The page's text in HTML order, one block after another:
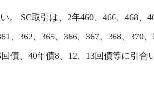
SC取引は、2年460、466、468、
、362、365、366、367、368、370
債、40年債8、12、13回債等に引合